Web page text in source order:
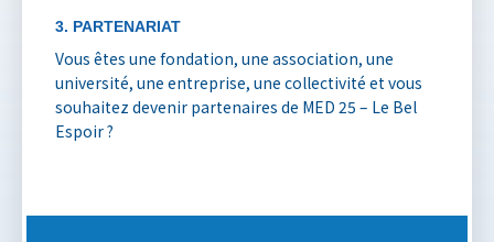
3. PARTENARIAT
Vous êtes une fondation, une association, une
université, une entreprise, une collectivité et vous
souhaitez devenir partenaires de MED 25 – Le Bel
Espoir ?